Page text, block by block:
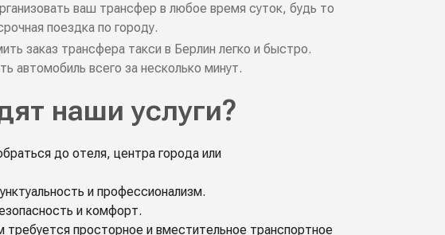
ваш трансфер в любое время суток, будь то
поездка по городу.
заказ трансфера такси в Берлин легко и быстро.
автомобиль всего за несколько минут.
наши услуги?
до отеля, центра города или
и профессионализм.
и комфорт.
требуется просторное и вместительное транспортное